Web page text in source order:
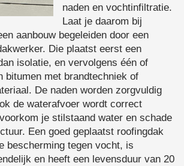
naden en vochtinfiltratie.
Laat je daarom bij
aanbouw begeleiden door een
Die plaatst eerst een
isolatie, en vervolgens één of
bitumen met brandtechniek of
De naden worden zorgvuldig
de waterafvoer wordt correct
je stilstaand water en schade
Een goed geplaatst roofingdak
bescherming tegen vocht, is
en heeft een levensduur van 20